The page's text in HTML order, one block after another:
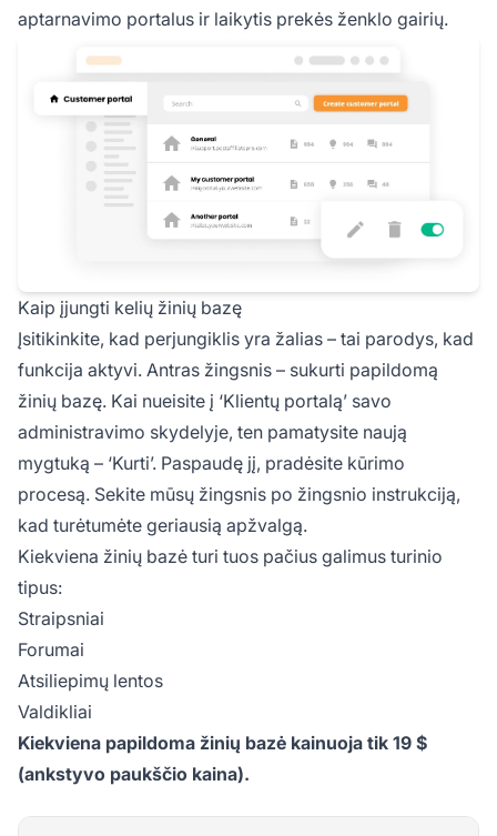
aptarnavimo portalus ir laikytis prekės ženklo gairių.
Kaip įjungti kelių žinių bazę
Įsitikinkite, kad perjungiklis yra žalias – tai parodys, kad
funkcija aktyvi. Antras žingsnis – sukurti papildomą
žinių bazę. Kai nueisite į ‘Klientų portalą’ savo
administravimo skydelyje, ten pamatysite naują
mygtuką – ‘Kurti’. Paspaudę jį, pradėsite kūrimo
procesą. Sekite mūsų žingsnis po žingsnio instrukciją,
kad turėtumėte geriausią apžvalgą.
Kiekviena žinių bazė turi tuos pačius galimus turinio
tipus:
Straipsniai
Forumai
Atsiliepimų lentos
Valdikliai
Kiekviena papildoma žinių bazė kainuoja tik 19 $
(ankstyvo paukščio kaina).